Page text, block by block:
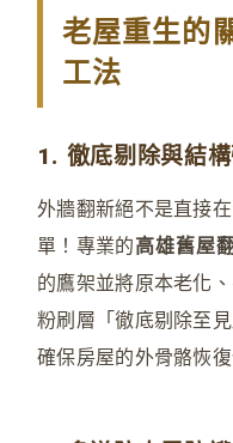
老屋重生的
工法
1. 徹底剔除與結
外牆翻新絕不是直接
單！專業的高雄舊屋
的鷹架並將原本老化
粉刷層「徹底剔除至
確保房屋的外骨骼恢